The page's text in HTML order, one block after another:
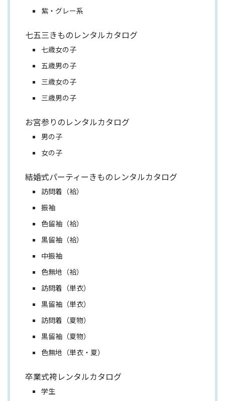
紫・グレー系
七五三きものレンタルカタログ
七歳女の子
五歳男の子
三歳女の子
三歳男の子
お宮参りのレンタルカタログ
男の子
女の子
結婚式パーティーきものレンタルカタログ
訪問着（袷）
振袖
色留袖（袷）
黒留袖（袷）
中振袖
色無地（袷）
訪問着（単衣）
黒留袖（単衣）
訪問着（夏物）
黒留袖（夏物）
色無地（単衣・夏）
卒業式袴レンタルカタログ
学生